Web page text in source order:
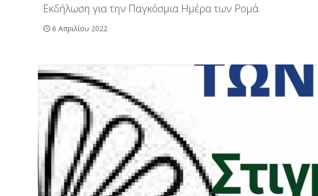
Εκδήλωση για την Παγκόσμια Ημέρα των Ρομά.
6 Απριλίου 2022